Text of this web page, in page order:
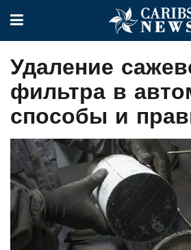
Удаление
фильтра в
способы и